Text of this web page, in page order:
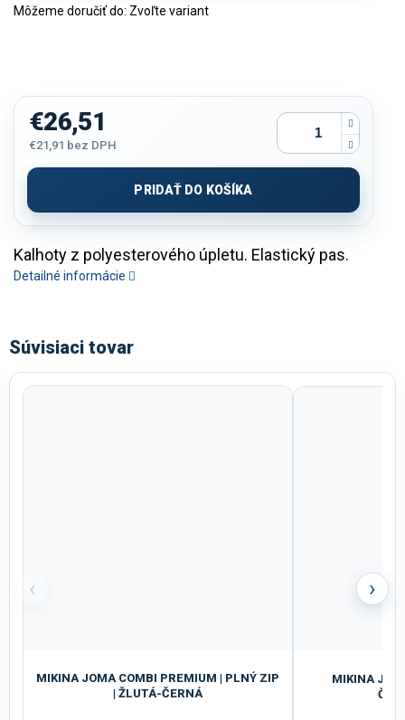
Môžeme doručiť do: Zvoľte variant
Kalhoty z polyesterového úpletu. Elastický pas.
Detailné informácie
€26,51
€21,91 bez DPH
cena:
PRIDAŤ DO KOŠÍKA
Súvisiaci tovar
‹
MIKINA JOMA COMBI PREMIUM | PLNÝ ZIP
| ŽLUTÁ-ČERNÁ
MIKINA
›